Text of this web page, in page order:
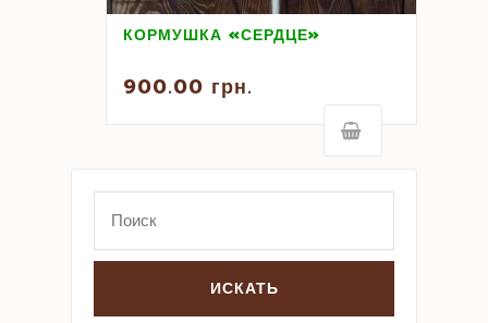
КОРМУШКА «СЕРДЦЕ»
900.00 грн.
for: